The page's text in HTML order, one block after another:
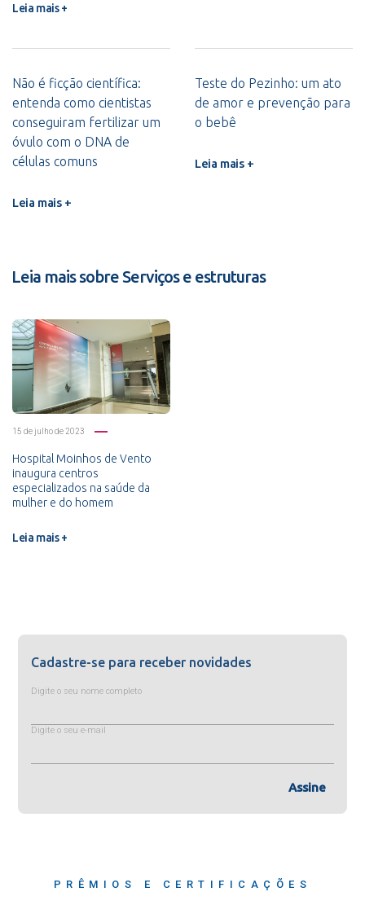
Leia mais +
Não é ficção científica:
entenda como cientistas
conseguiram fertilizar um
óvulo com o DNA de
células comuns
Leia mais +
Teste do Pezinho: um ato
de amor e prevenção para
o bebê
Leia mais +
Leia mais sobre Serviços e estruturas
15 de julho de 2023
Hospital Moinhos de Vento
inaugura centros
especializados na saúde da
mulher e do homem
Leia mais +
Cadastre-se para receber novidades
Digite o seu nome completo
Digite o seu e-mail
Assine
PRÊMIOS E CERTIFICAÇÕES